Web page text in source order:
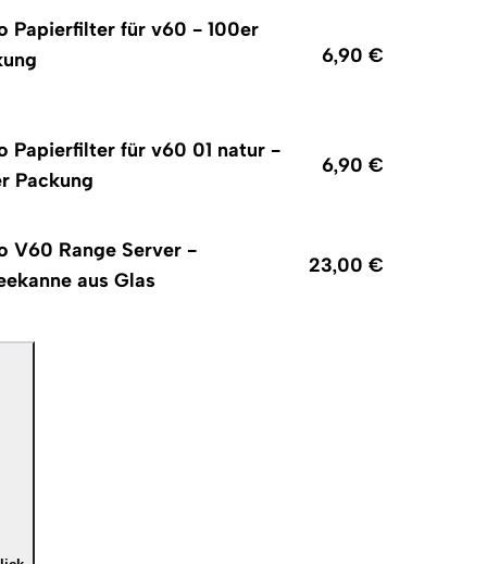
Papierfilter für v60 - 100er
6,90 €
Papierfilter für v60 01 natur -
Packung
6,90 €
V60 Range Server -
aus Glas
23,00 €